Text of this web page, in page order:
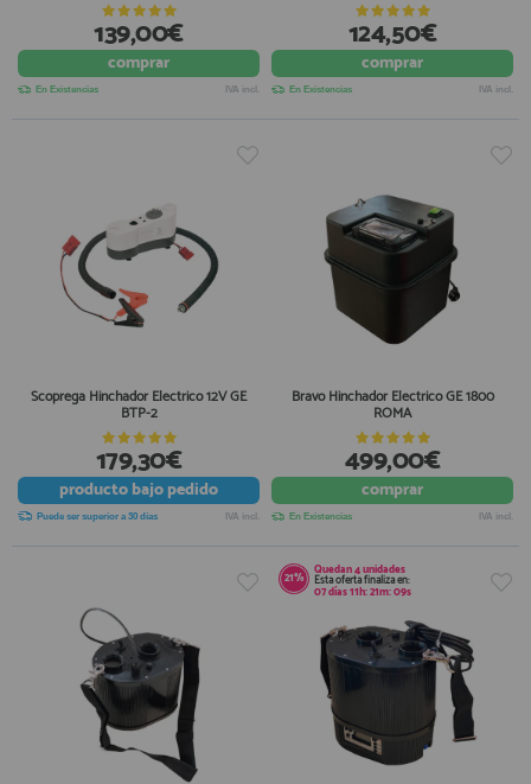
139,00€
comprar
En Existencias IVA incl.
124,50€
comprar
En Existencias IVA incl.
Scoprega Hinchador Electrico 12V GE
BTP-2
179,30€
productobajo pedido
Puede ser superior a 30 días IVA incl.
Bravo Hinchador Electrico GE 1800
ROMA
499,00€
comprar
En Existencias IVA incl.
21% Quedan4unidades
Esta oferta finaliza en:
07días11h:21m:08s